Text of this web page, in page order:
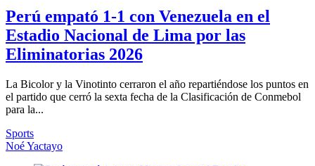
Perú empató 1-1 con Venezuela en el
Estadio Nacional de Lima por las
Eliminatorias 2026
La Bicolor y la Vinotinto cerraron el año repartiéndose los puntos en
el partido que cerró la sexta fecha de la Clasificación de Conmebol
para la...
Sports
Noé Yactayo